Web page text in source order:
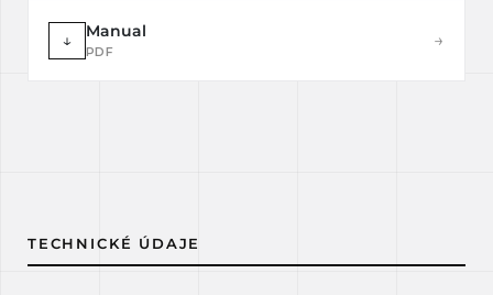
↓ Manual
PDF
→
TECHNICKÉ ÚDAJE